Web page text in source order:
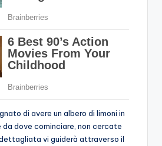
di avere un albero di limoni in
dove cominciare, non cercate
vi guiderà attraverso il